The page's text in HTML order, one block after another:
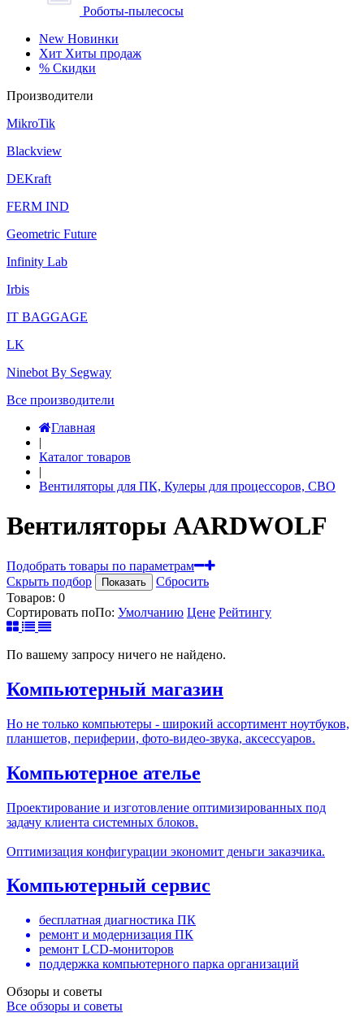
Роботы-пылесосы
New Новинки
Хит Хиты продаж
% Скидки
Производители
MikroTik
Blackview
DEKraft
FERM IND
Geometric Future
Infinity Lab
Irbis
IT BAGGAGE
LK
Ninebot By Segway
Все производители
Главная
|
Каталог товаров
|
Вентиляторы для ПК, Кулеры для процессоров, СВО
Вентиляторы AARDWOLF
Подобрать товары по параметрам
Скрыть подбор
Показать
Сбросить
Товаров: 0
Сортировать поПо: Умолчанию Цене Рейтингу
По вашему запросу ничего не найдено.
Компьютерный магазин
Но не только компьютеры - широкий ассортимент ноутбуков,
планшетов, периферии, фото-видео-звука, аксессуаров.
Компьютерное ателье
Проектирование и изготовление оптимизированных под
задачу клиента системных блоков.
Оптимизация конфигурации экономит деньги заказчика.
Компьютерный сервис
бесплатная диагностика ПК
ремонт и модернизация ПК
ремонт LCD-мониторов
поддержка компьютерного парка организаций
Обзоры и советы
Все обзоры и советы